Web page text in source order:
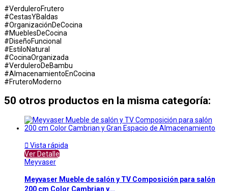
#VerduleroFrutero
#CestasYBaldas
#OrganizaciónDeCocina
#MueblesDeCocina
#DiseñoFuncional
#EstiloNatural
#CocinaOrganizada
#VerduleroDeBambu
#AlmacenamientoEnCocina
#FruteroModerno
50 otros productos en la misma categoría:
 Vista rápida
Ver Detalle
Meyvaser
Meyvaser Mueble de salón y TV Composición para salón
200 cm Color Cambrian y...